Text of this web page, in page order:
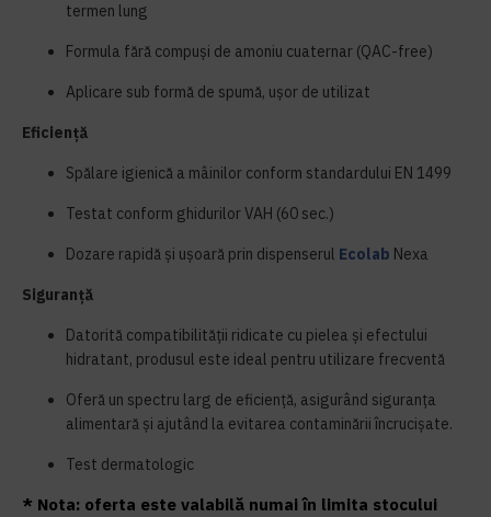
termen lung
Formula fără compuși de amoniu cuaternar (QAC-free)
Aplicare sub formă de spumă, ușor de utilizat
Eficiență
Spălare igienică a mâinilor conform standardului EN 1499
Testat conform ghidurilor VAH (60 sec.)
Dozare rapidă și ușoară prin dispenserul Ecolab Nexa
Siguranță
Datorită compatibilității ridicate cu pielea și efectului
hidratant, produsul este ideal pentru utilizare frecventă
Oferă un spectru larg de eficiență, asigurând siguranța
alimentară și ajutând la evitarea contaminării încrucișate.
Test dermatologic
* Nota: oferta este valabilă numai în limita stocului